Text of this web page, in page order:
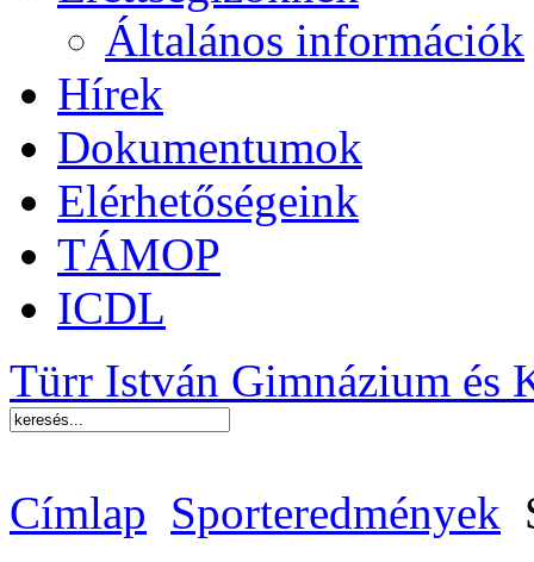
Általános információk
Hírek
Dokumentumok
Elérhetőségeink
TÁMOP
ICDL
Türr István Gimnázium és
Címlap Sporteredmények